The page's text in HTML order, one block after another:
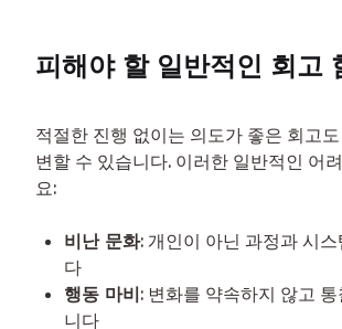
피해야 할 일반적인 회고
적절한 진행 없이는 의도가 좋은 회고
변할 수 있습니다. 이러한 일반적인 어
요:
비난 문화: 개인이 아닌 과정과 시
다
행동 마비: 변화를 약속하지 않고
니다